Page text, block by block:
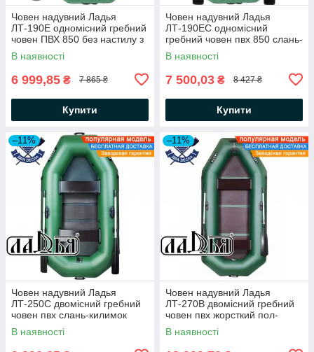
Човен надувний Ладья
ЛТ-190Е одномісний гребний
човен ПВХ 850 без настилу з
гребками і зсувним сидінням
В наявності
6 999,85 ₴ 7 865 ₴
Купити
Човен надувний Ладья
ЛТ-190ЕС одномісний
гребний човен пвх 850 слань-
килимок гребки пересувне
сидіння
В наявності
7 500,03 ₴ 8 427 ₴
Купити
–11%
Човен надувний Ладья
ЛТ-250С двомісний гребний
човен пвх слань-килимок
балони 37
В наявності
–11%
Човен надувний Ладья
ЛТ-270В двомісний гребний
човен пвх жорсткий пол-
книжка балони 37
В наявності